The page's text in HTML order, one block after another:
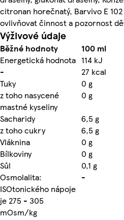
citronan horečnatý, Barvivo E
ovlivňovat činnost a pozornost
Výživové údaje
Běžné hodnoty 100 ml
Energetická hodnota 114 kJ
-
27 kcal
Tuky
0 g
z toho nasycené
mastné kyseliny
0 g
Sacharidy
6,5 g
z toho cukry
6,5 g
Vláknina
0 g
Bílkoviny
0 g
Sůl
0,1 g
Osmolalita:
ISOtonického nápoje
je 275 - 305
mOsm/kg
-